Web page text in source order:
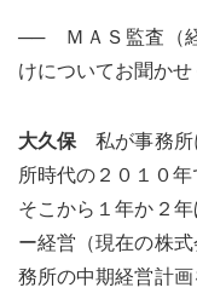
── ＭＡＳ監査（
けについてお聞かせ
大久保 私が事務所
所時代の２０１０年
そこから１年か２
ー経営（現在の株
務所の中期経営計